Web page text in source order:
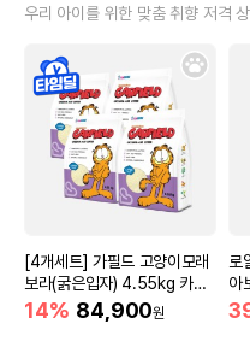
우리 아이를 위한 맞춤 취향 저격
[4개세트] 가필드 고양이모래
보라(굵은입자) 4.55kg 카사
바모래
14% 84,900원
로
아